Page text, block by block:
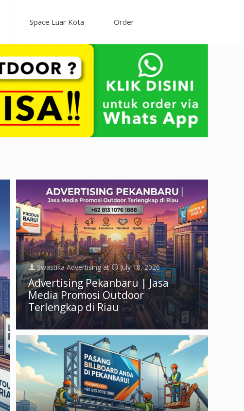
Space Luar Kota Order
Swastika Advertising at July 18, 2026
Advertising Pekanbaru | Jasa
Media Promosi Outdoor
Terlengkap di Riau